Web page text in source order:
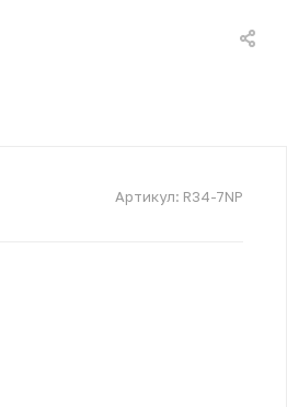
Артикул: R34-7NP